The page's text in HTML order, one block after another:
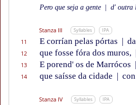
Pero que seja a gente d' outra
Stanza III Syllables IPA
11 E corrían pelas pórtas |
12 que fosse fóra dos muros,
13 E porend' os de Marrócos |
14 que saísse da cidade |
Stanza IV Syllables IPA